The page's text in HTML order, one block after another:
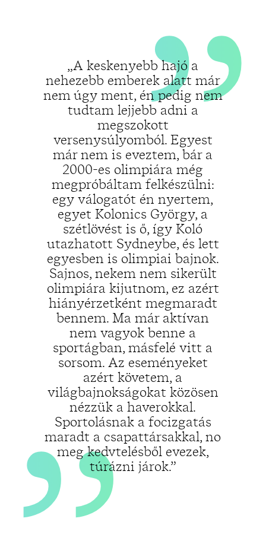
„A keskenyebb hajó a
nehezebb emberek alatt már
nem úgy ment, én pedig nem
tudtam lejjebb adni a
megszokott
versenysúlyomból. Egyest
már nem is eveztem, bár a
2000-es olimpiára még
megpróbáltam felkészülni:
egy válogatót én nyertem,
egyet Kolonics György, a
szétlövést is ő, így Koló
utazhatott Sydneybe, és lett
egyesben is olimpiai bajnok.
Sajnos, nekem nem sikerült
olimpiára kijutnom, ez azért
hiányérzetként megmaradt
bennem. Ma már aktívan
nem vagyok benne a
sportágban, másfelé vitt a
sorsom. Az eseményeket
azért követem, a
világbajnokságokat közösen
nézzük a haverokkal.
Sportolásnak a focizgatás
maradt a csapattársakkal, no
meg kedvtelésből evezek,
túrázni járok.”
„